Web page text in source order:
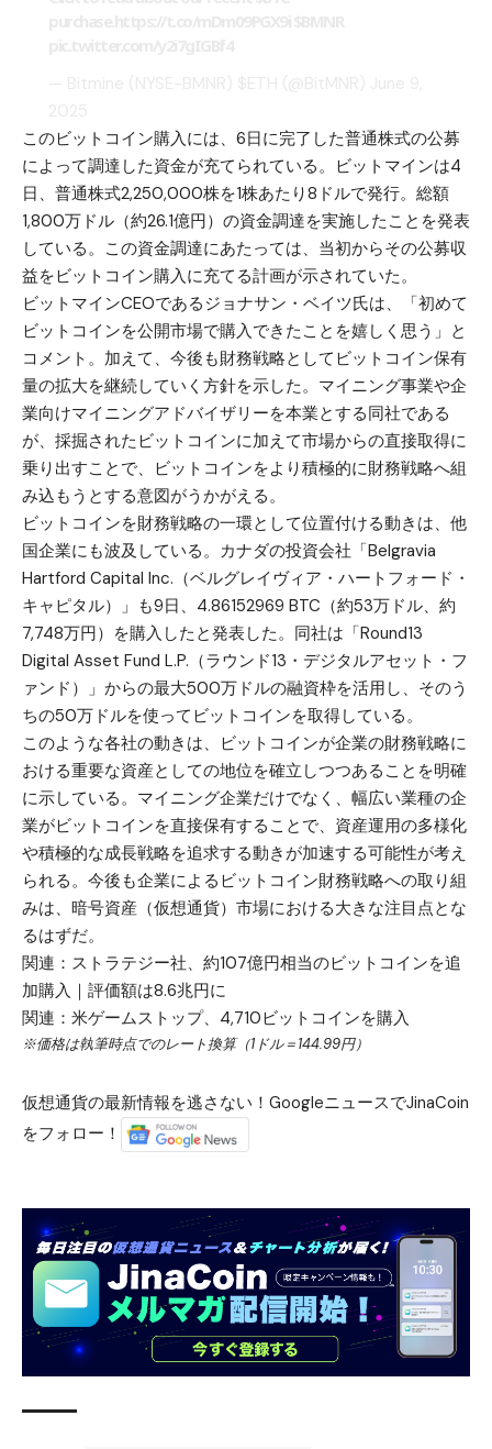
このビットコイン購入には、6日に完了した普通株式の公募
によって調達した資金が充てられている。ビットマインは4
日、普通株式2,250,000株を1株あたり8ドルで発行。総額
1,800万ドル（約26.1億円）の資金調達を実施したことを発表
している。この資金調達にあたっては、当初からその公募収
益をビットコイン購入に充てる計画が示されていた。
ビットマインCEOであるジョナサン・ベイツ氏は、「初めて
ビットコインを公開市場で購入できたことを嬉しく思う」と
コメント。加えて、今後も財務戦略としてビットコイン保有
量の拡大を継続していく方針を示した。マイニング事業や企
業向けマイニングアドバイザリーを本業とする同社である
が、採掘されたビットコインに加えて市場からの直接取得に
乗り出すことで、ビットコインをより積極的に財務戦略へ組
み込もうとする意図がうかがえる。
ビットコインを財務戦略の一環として位置付ける動きは、他
国企業にも波及している。カナダの投資会社「Belgravia
Hartford Capital Inc.（ベルグレイヴィア・ハートフォード・
キャピタル）」も9日、4.86152969 BTC（約53万ドル、約
7,748万円）を購入したと発表した。同社は「Round13
Digital Asset Fund L.P.（ラウンド13・デジタルアセット・フ
ァンド）」からの最大500万ドルの融資枠を活用し、そのう
ちの50万ドルを使ってビットコインを取得している。
このような各社の動きは、ビットコインが企業の財務戦略に
おける重要な資産としての地位を確立しつつあることを明確
に示している。マイニング企業だけでなく、幅広い業種の企
業がビットコインを直接保有することで、資産運用の多様化
や積極的な成長戦略を追求する動きが加速する可能性が考え
られる。今後も企業によるビットコイン財務戦略への取り組
みは、暗号資産（仮想通貨）市場における大きな注目点とな
るはずだ。
関連： ストラテジー社、約107億円相当のビットコインを追
加購入｜評価額は8.6兆円に
関連： 米ゲームストップ、4,710ビットコインを購入
※価格は執筆時点でのレート換算（1ドル＝144.99円）
仮想通貨の最新情報を逃さない！GoogleニュースでJinaCoin
をフォロー！